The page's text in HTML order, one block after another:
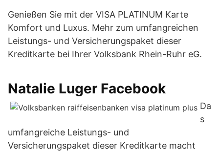
Genießen Sie mit der VISA PLATINUM Karte
Komfort und Luxus. Mehr zum umfangreichen
Leistungs- und Versicherungspaket dieser
Kreditkarte bei Ihrer Volksbank Rhein-Ruhr eG.
Natalie Luger Facebook
Da
s
umfangreiche Leistungs- und
Versicherungspaket dieser Kreditkarte macht